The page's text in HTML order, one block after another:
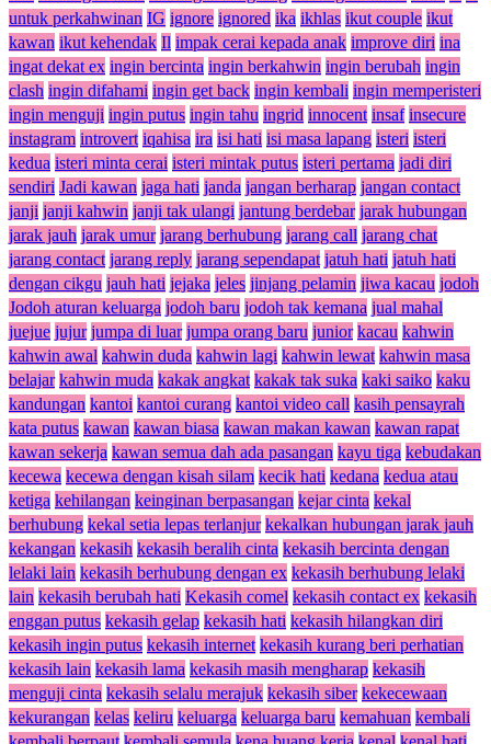
untuk perkahwinan IG ignore ignored ika ikhlas ikut couple ikut
kawan ikut kehendak Il impak cerai kepada anak improve diri ina
ingat dekat ex ingin bercinta ingin berkahwin ingin berubah ingin
clash ingin difahami ingin get back ingin kembali ingin memperisteri
ingin menguji ingin putus ingin tahu ingrid innocent insaf insecure
instagram introvert iqahisa ira isi hati isi masa lapang isteri isteri
kedua isteri minta cerai isteri mintak putus isteri pertama jadi diri
sendiri Jadi kawan jaga hati janda jangan berharap jangan contact
janji janji kahwin janji tak ulangi jantung berdebar jarak hubungan
jarak jauh jarak umur jarang berhubung jarang call jarang chat
jarang contact jarang reply jarang sependapat jatuh hati jatuh hati
dengan cikgu jauh hati jejaka jeles jinjang pelamin jiwa kacau jodoh
Jodoh aturan keluarga jodoh baru jodoh tak kemana jual mahal
juejue jujur jumpa di luar jumpa orang baru junior kacau kahwin
kahwin awal kahwin duda kahwin lagi kahwin lewat kahwin masa
belajar kahwin muda kakak angkat kakak tak suka kaki saiko kaku
kandungan kantoi kantoi curang kantoi video call kasih pensayrah
kata putus kawan kawan biasa kawan makan kawan kawan rapat
kawan sekerja kawan semua dah ada pasangan kayu tiga kebudakan
kecewa kecewa dengan kisah silam kecik hati kedana kedua atau
ketiga kehilangan keinginan berpasangan kejar cinta kekal
berhubung kekal setia lepas terlanjur kekalkan hubungan jarak jauh
kekangan kekasih kekasih beralih cinta kekasih bercinta dengan
lelaki lain kekasih berhubung dengan ex kekasih berhubung lelaki
lain kekasih berubah hati Kekasih comel kekasih contact ex kekasih
enggan putus kekasih gelap kekasih hati kekasih hilangkan diri
kekasih ingin putus kekasih internet kekasih kurang beri perhatian
kekasih lain kekasih lama kekasih masih mengharap kekasih
menguji cinta kekasih selalu merajuk kekasih siber kekecewaan
kekurangan kelas keliru keluarga keluarga baru kemahuan kembali